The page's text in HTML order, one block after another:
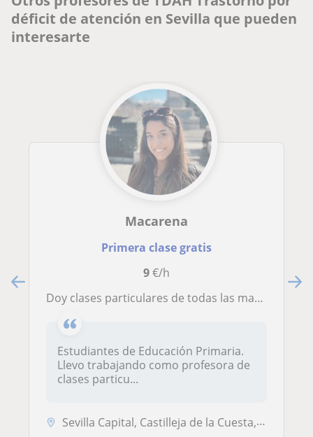
déficit de atención en Sevilla que pueden
interesarte
Macarena
Primera clase gratis
9€/h
Doy clases particulares de todas las materias hasta 3 de ESO
Estudiantes de Educación Primaria.
Llevo trabajando como profesora de
clases particu...
Sevilla Capital, Castilleja de la Cuesta, Gelves, San Juan de Aznalfarache, Tomares, Mairena del Aljarafe